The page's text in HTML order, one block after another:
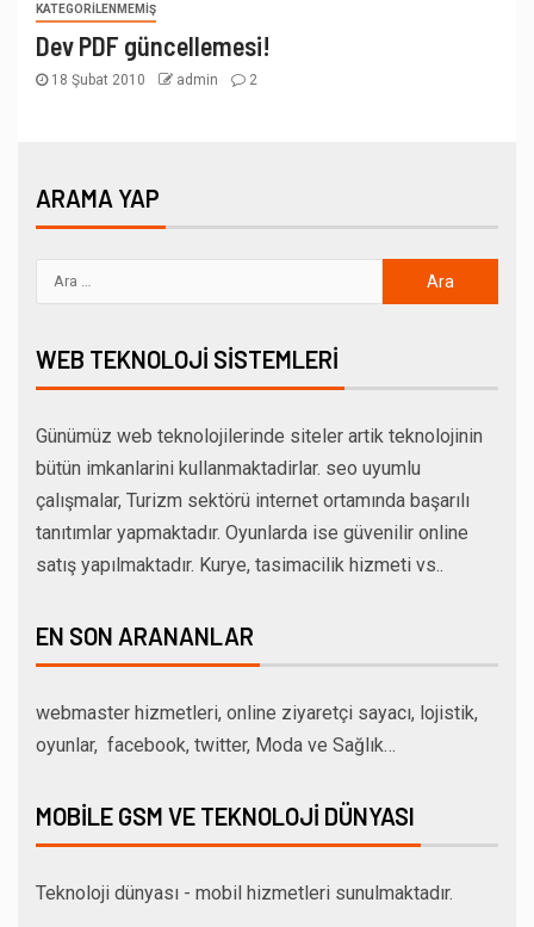
KATEGORILENMEMIŞ
Dev PDF güncellemesi!
18 Şubat 2010 admin 2
ARAMA YAP
WEB TEKNOLOJI SISTEMLERI
Günümüz web teknolojilerinde siteler artik teknolojinin
bütün imkanlarini kullanmaktadirlar. seo uyumlu
çalışmalar, Turizm sektörü internet ortamında başarılı
tanıtımlar yapmaktadır. Oyunlarda ise güvenilir online
satış yapılmaktadır. Kurye, tasimacilik hizmeti vs..
EN SON ARANANLAR
webmaster hizmetleri, online ziyaretçi sayacı, lojistik,
oyunlar, facebook, twitter, Moda ve Sağlık…
MOBILE GSM VE TEKNOLOJI DÜNYASI
Teknoloji dünyası - mobil hizmetleri sunulmaktadır.